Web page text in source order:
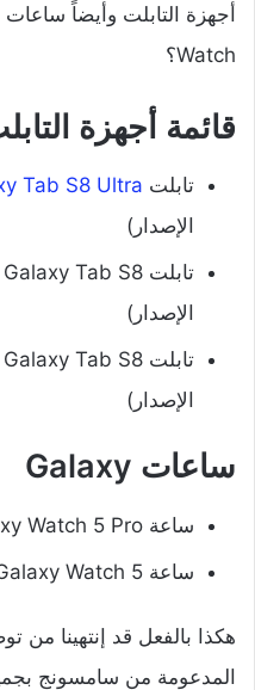
Watch؟
قائمة أجهزة
تابلت Tab S8 Ultra
الإصدار)
تابلت Samsung Galaxy Tab S8+.
الإصدار)
تابلت Samsung Galaxy Tab S8.
الإصدار)
ساعات Galaxy
ساعة Galaxy Watch 5 Pro.
ساعة Galaxy Watch 5.
هكذا بالفعل قد إنتهينا من
المدعومة من سامسونج